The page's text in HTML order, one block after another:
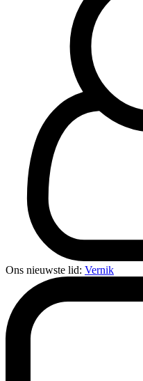
Ons nieuwste lid: Vernik